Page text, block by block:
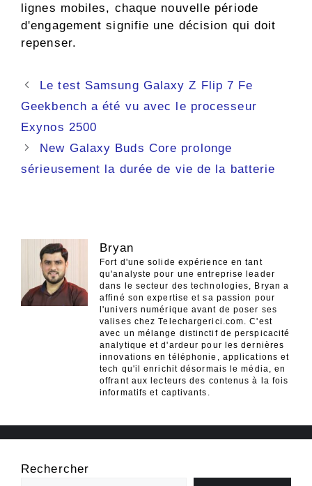
lignes mobiles, chaque nouvelle période
d'engagement signifie une décision qui doit
repenser.
Navigation
des
Le test Samsung Galaxy Z Flip 7 Fe
Geekbench a été vu avec le processeur
Exynos 2500
New Galaxy Buds Core prolonge
sérieusement la durée de vie de la batterie
Bryan
Fort d'une solide expérience en tant
qu'analyste pour une entreprise leader
dans le secteur des technologies, Bryan a
affiné son expertise et sa passion pour
l'univers numérique avant de poser ses
valises chez Telechargerici.com. C'est
avec un mélange distinctif de perspicacité
analytique et d'ardeur pour les dernières
innovations en téléphonie, applications et
tech qu'il enrichit désormais le média, en
offrant aux lecteurs des contenus à la fois
informatifs et captivants.
Rechercher